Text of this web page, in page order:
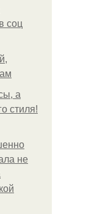
соц
а
стиля!
не